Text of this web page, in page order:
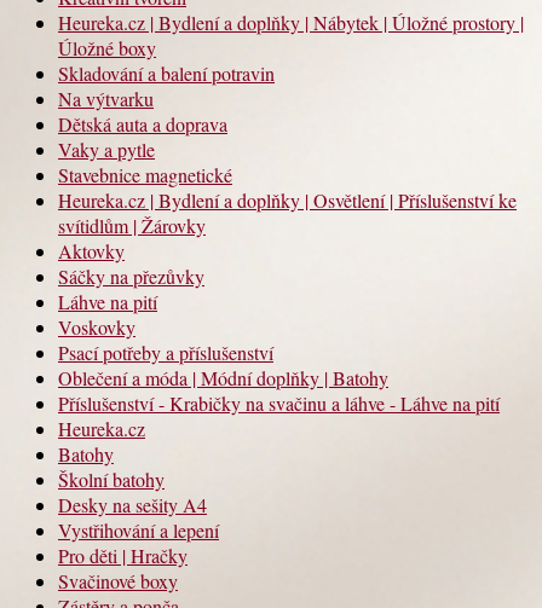
Heureka.cz | Bydlení a doplňky | Nábytek | Úložné prostory |
Úložné boxy
Skladování a balení potravin
Na výtvarku
Dětská auta a doprava
Vaky a pytle
Stavebnice magnetické
Heureka.cz | Bydlení a doplňky | Osvětlení | Příslušenství ke
svítidlům | Žárovky
Aktovky
Sáčky na přezůvky
Láhve na pití
Voskovky
Psací potřeby a příslušenství
Oblečení a móda | Módní doplňky | Batohy
Příslušenství - Krabičky na svačinu a láhve - Láhve na pití
Heureka.cz
Batohy
Školní batohy
Desky na sešity A4
Vystřihování a lepení
Pro děti | Hračky
Svačinové boxy